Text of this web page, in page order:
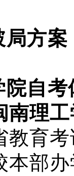
局方案
院自
南理
教育
本部